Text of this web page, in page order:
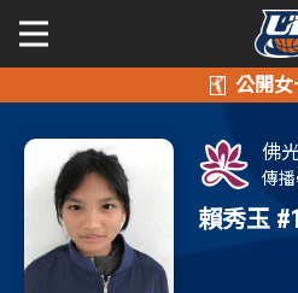
公開男一級
公開女一級
佛
傳
賴秀玉